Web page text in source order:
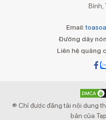
Bình,
Email:
Đường dây
Liên hệ quảng
® Chỉ được đăng tải nội dung
bản của